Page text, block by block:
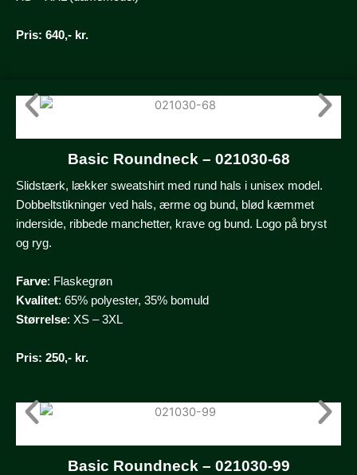
Pris: 640,- kr.
Basic Roundneck – 021030-68
Slidstærk, lækker sweatshirt med rund hals i unisex model.
Dobbeltstikninger ved hals, ærme og bund, blød kæmmet
inderside, ribbede manchetter, krave og bund. Logo på bryst
og ryg.
Farve: Flaskegrøn
Kvalitet: 65% polyester, 35% bomuld
Størrelse: XS – 3XL
Pris: 250,- kr.
Basic Roundneck – 021030-99